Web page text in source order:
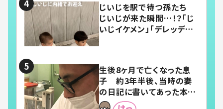
じいじを駅で待つ孫たち
じいじが来た瞬間…！？「じ
いじイケメン」「デレッデレ」
生後8ヶ月で亡くなった息
子 約3年半後、当時の妻
の日記に書いてあった本音
とは